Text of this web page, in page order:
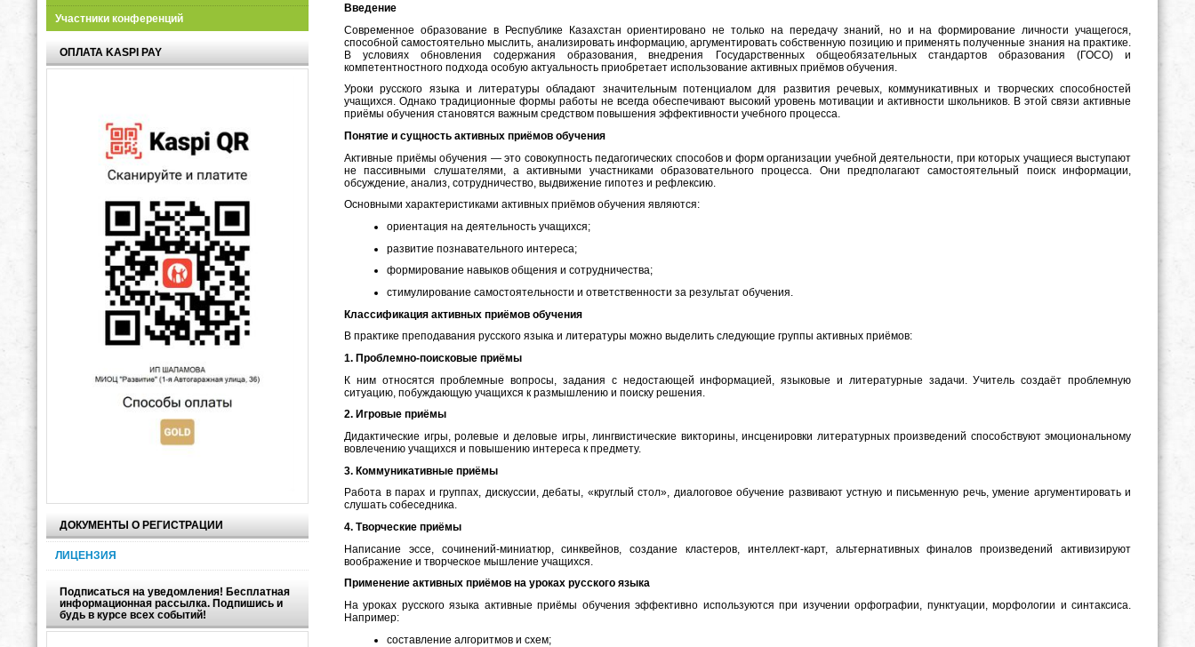
Участники конференций
ОПЛАТА KASPI PAY
ДОКУМЕНТЫ О РЕГИСТРАЦИИ
ЛИЦЕНЗИЯ
Подписаться на уведомления! Бесплатная
информационная рассылка. Подпишись и
будь в курсе всех событий!
Введение
Современное образование в Республике Казахстан ориентировано не только на передачу знаний, но и на формирование личности учащегося,
способной самостоятельно мыслить, анализировать информацию, аргументировать собственную позицию и применять полученные знания на практике.
В условиях обновления содержания образования, внедрения Государственных общеобязательных стандартов образования (ГОСО) и
компетентностного подхода особую актуальность приобретает использование активных приёмов обучения.
Уроки русского языка и литературы обладают значительным потенциалом для развития речевых, коммуникативных и творческих способностей
учащихся. Однако традиционные формы работы не всегда обеспечивают высокий уровень мотивации и активности школьников. В этой связи активные
приёмы обучения становятся важным средством повышения эффективности учебного процесса.
Понятие и сущность активных приёмов обучения
Активные приёмы обучения — это совокупность педагогических способов и форм организации учебной деятельности, при которых учащиеся выступают
не пассивными слушателями, а активными участниками образовательного процесса. Они предполагают самостоятельный поиск информации,
обсуждение, анализ, сотрудничество, выдвижение гипотез и рефлексию.
Основными характеристиками активных приёмов обучения являются:
ориентация на деятельность учащихся;
развитие познавательного интереса;
формирование навыков общения и сотрудничества;
стимулирование самостоятельности и ответственности за результат обучения.
Классификация активных приёмов обучения
В практике преподавания русского языка и литературы можно выделить следующие группы активных приёмов:
1. Проблемно-поисковые приёмы
К ним относятся проблемные вопросы, задания с недостающей информацией, языковые и литературные задачи. Учитель создаёт проблемную
ситуацию, побуждающую учащихся к размышлению и поиску решения.
2. Игровые приёмы
Дидактические игры, ролевые и деловые игры, лингвистические викторины, инсценировки литературных произведений способствуют эмоциональному
вовлечению учащихся и повышению интереса к предмету.
3. Коммуникативные приёмы
Работа в парах и группах, дискуссии, дебаты, «круглый стол», диалоговое обучение развивают устную и письменную речь, умение аргументировать и
слушать собеседника.
4. Творческие приёмы
Написание эссе, сочинений-миниатюр, синквейнов, создание кластеров, интеллект-карт, альтернативных финалов произведений активизируют
воображение и творческое мышление учащихся.
Применение активных приёмов на уроках русского языка
На уроках русского языка активные приёмы обучения эффективно используются при изучении орфографии, пунктуации, морфологии и синтаксиса.
Например:
составление алгоритмов и схем;